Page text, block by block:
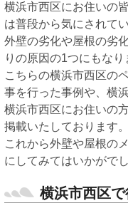
横浜市西区にお住いの
は普段から気にされて
外壁の劣化や屋根の劣
りの原因の1つにもなり
こちらの横浜市西区の
事を行った事例や、横
横浜市西区にお住いの
掲載いたしております。
これから外壁や屋根の
にしてみてはいかがでし
横浜市西区